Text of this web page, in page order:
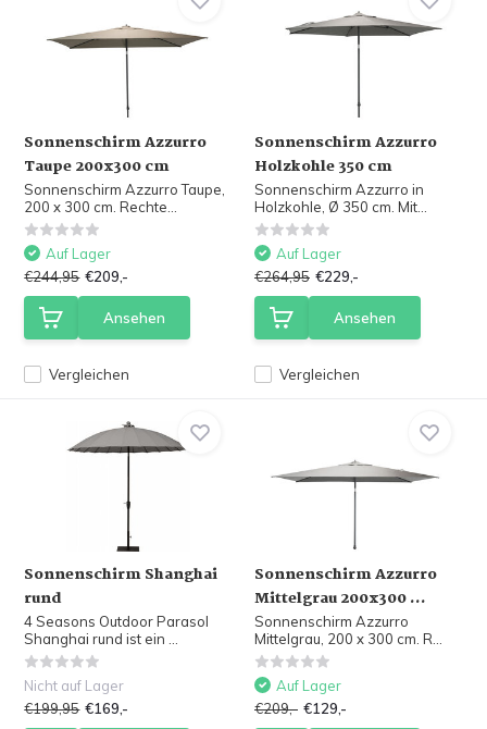
Sonnenschirm Azzurro
Taupe 200x300 cm
Sonnenschirm Azzurro Taupe,
200 x 300 cm. Rechte...
Vergleichen
Auf Lager
€244,95 €209,-
Ansehen
Sonnenschirm Azzurro
Holzkohle 350 cm
Sonnenschirm Azzurro in
Holzkohle, Ø 350 cm. Mit...
Vergleichen
Auf Lager
€264,95 €229,-
Ansehen
Sonnenschirm Shanghai
rund
4 Seasons Outdoor Parasol
Shanghai rund ist ein ...
Nicht auf Lager
€199,95 €169,-
Sonnenschirm Azzurro
Mittelgrau 200x300 ...
Sonnenschirm Azzurro
Mittelgrau, 200 x 300 cm. R...
Auf Lager
€209,- €129,-